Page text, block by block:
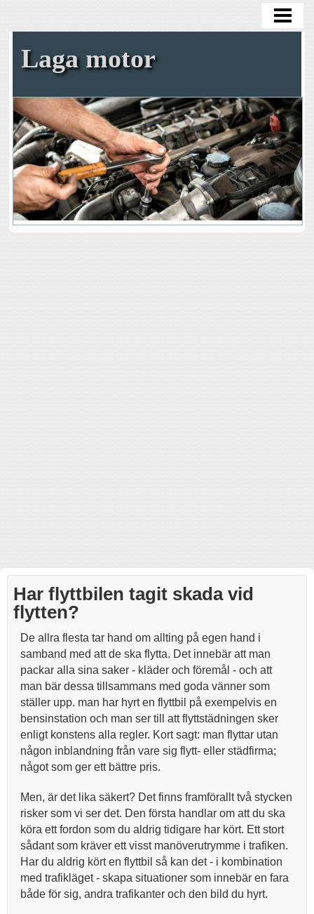
BYTA OLJEFILTER
BYTA KAMREM SJÄLV
TA BORT ROST
BENSIN I DIESELBIL
BLOGG
Laga motor
Har flyttbilen tagit skada vid
flytten?
De allra flesta tar hand om allting på egen hand i
samband med att de ska flytta. Det innebär att man
packar alla sina saker - kläder och föremål - och att
man bär dessa tillsammans med goda vänner som
ställer upp. man har hyrt en flyttbil på exempelvis en
bensinstation och man ser till att flyttstädningen sker
enligt konstens alla regler. Kort sagt: man flyttar utan
någon inblandning från vare sig flytt- eller städfirma;
något som ger ett bättre pris.
Men, är det lika säkert? Det finns framförallt två stycken
risker som vi ser det. Den första handlar om att du ska
köra ett fordon som du aldrig tidigare har kört. Ett stort
sådant som kräver ett visst manöverutrymme i trafiken.
Har du aldrig kört en flyttbil så kan det - i kombination
med trafikläget - skapa situationer som innebär en fara
både för sig, andra trafikanter och den bild du hyrt.